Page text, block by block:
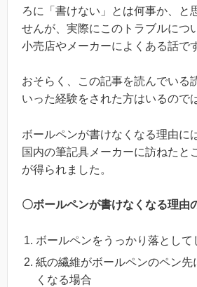
ろに「書けない」とは何事か、と
せんが、実際にこのトラブルにつ
小売店やメーカーによくある話で
おそらく、この記事を読んでいる
いった経験をされた方はいるので
ボールペンが書けなくなる理由に
国内の筆記具メーカーに訪ねたと
が得られました。
〇ボールペンが書けなくなる理由
ボールペンをうっかり落として
紙の繊維がボールペンのペン先
くなる場合